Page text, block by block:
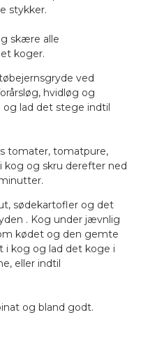
stykker.
skære alle
koger.
ved
hvidløg og
lad det stege indtil
tomater, tomatpure,
kog og skru derefter ned
sødekartofler og det
. Kog under jævnlig
kødet og den gemte
i kog og lad det koge i
eller indtil
og bland godt.